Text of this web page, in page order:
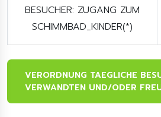
BESUCHER: ZUGANG ZUM
SCHIMMBAD_KINDER(*)
VERORDNUNG TAEGLICHE
VERWANDTEN UND/ODER